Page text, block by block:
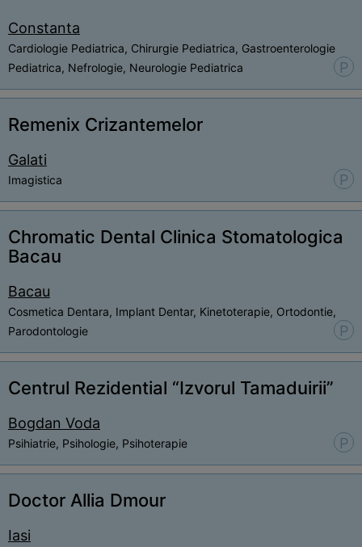
Constanta
Cardiologie Pediatrica, Chirurgie Pediatrica, Gastroenterologie
Pediatrica, Nefrologie, Neurologie Pediatrica
P
Remenix Crizantemelor
Galati
Imagistica P
Chromatic Dental Clinica Stomatologica
Bacau
Bacau
Cosmetica Dentara, Implant Dentar, Kinetoterapie, Ortodontie,
Parodontologie
P
Centrul Rezidential “Izvorul Tamaduirii”
Bogdan Voda
Psihiatrie, Psihologie, Psihoterapie P
Doctor Allia Dmour
Iasi